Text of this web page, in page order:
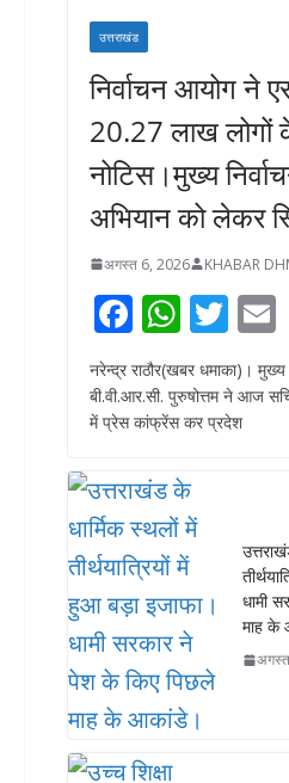
उत्तराखंड
निर्वाचन आयोग ने
20.27 लाख
नोटिस।मुख्य
अभियान को लेकर
अगस्त 6, 2026 KHABAR
F
ac
e
b
o
o
k
W
h
at
s
A
p
p
T
w
itt
नरेन्द्र राठौर(खबर धमाका)। मुख्य
में प्रेस कांफ्रेंस कर प्रदेश
धामी